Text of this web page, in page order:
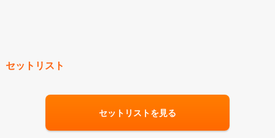
セットリスト
セットリストを見る